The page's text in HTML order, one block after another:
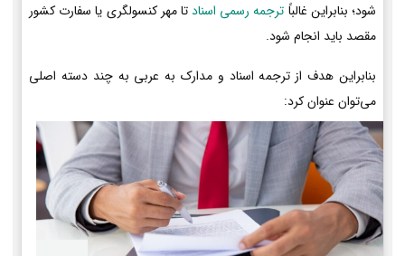
شود؛ بنابراین غالباً ترجمه رسمی اسنادتا مهر کنسولگری یا سفارت کشور
مقصد باید انجام شود.
بنابراین هدف از ترجمه اسناد و مدارک به عربی به چند دسته اصلی
می‌توان عنوان کرد: